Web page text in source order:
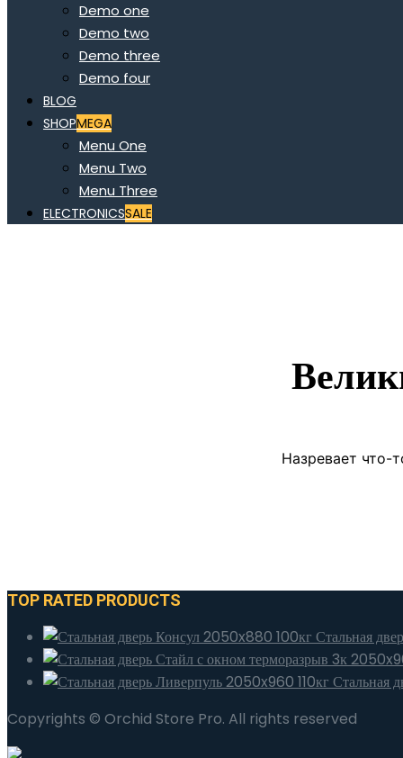
Demo one
Demo two
Demo three
Demo four
BLOG
SHOPMEGA
Menu One
Menu Two
Menu Three
ELECTRONICSSALE
Назревает что-
TOP RATED PRODUCTS
Стальная
Стальная
Copyrights © Orchid Store Pro. All rights reserved